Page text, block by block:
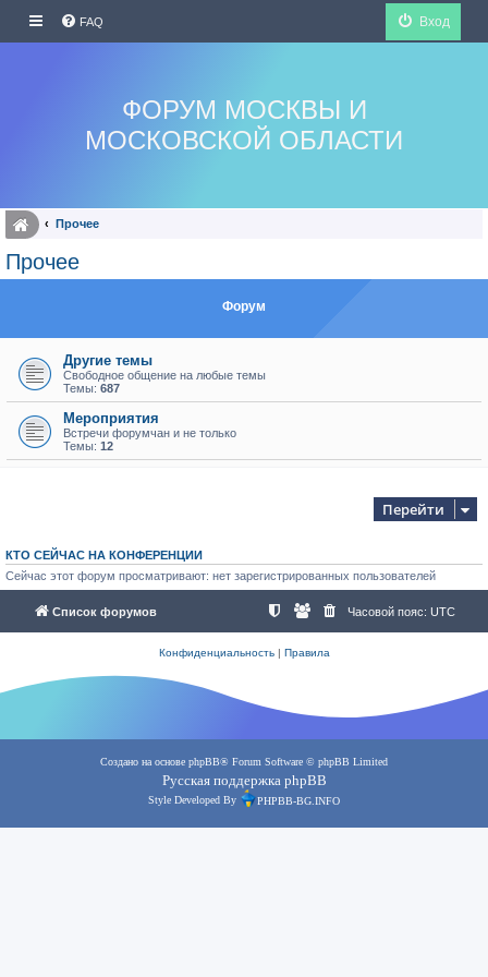
FAQ Вход
ФОРУМ МОСКВЫ И
МОСКОВСКОЙ ОБЛАСТИ
Прочее
Прочее
Форум
Другие темы
Свободное общение на любые темы
Темы: 687
Мероприятия
Встречи форумчан и не только
Темы: 12
Перейти
КТО СЕЙЧАС НА КОНФЕРЕНЦИИ
Сейчас этот форум просматривают: нет зарегистрированных пользователей
Список форумов Часовой пояс: UTC
Конфиденциальность| Правила
Создано на основе phpBB® Forum Software © phpBB Limited
Русская поддержка phpBB
Style Developed By PHPBB-BG.INFO